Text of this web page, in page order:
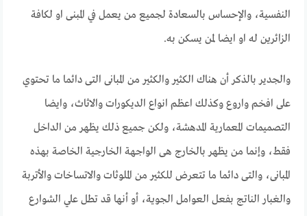
النفسية، والإحساس بالسعادة لجميع من يعمل في المبنى او لكافة
الزائرين له او ايضا لمن يسكن به.
والجدير بالذكر أن هناك الكثير والكثير من المبانى التى دائما ما تحتوي
على افخم واروع وكذلك اعظم انواع الديكورات والاثاث، وايضا
التصميمات المعمارية المدهشة، ولكن جميع ذلك يظهر من الداخل
فقط، وإنما من يظهر بالخارج هى الواجهة الخارجية الخاصة بهذه
المبانى، والتى دائما ما تتعرض للكثير من الملوثات والاتساخات والأتربة
والغبار الناتج بفعل العوامل الجوية، أو أنها قد تطل علي الشوارع